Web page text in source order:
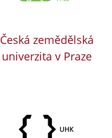
Česká zemědělská
univerzita v Praze